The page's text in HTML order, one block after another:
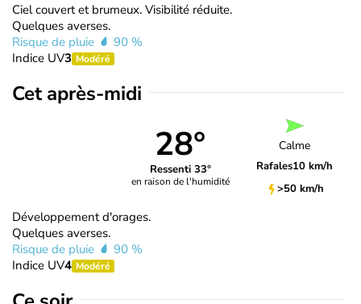
Ciel couvert et brumeux. Visibilité réduite.
Quelques averses.
Risque de pluie
90 %
Indice UV3 Modéré
Cet après-midi
28°
Ressenti 33°
en raison de l'humidité
Calme
Rafales10 km/h
>50 km/h
Développement d'orages.
Quelques averses.
Risque de pluie
90 %
Indice UV4 Modéré